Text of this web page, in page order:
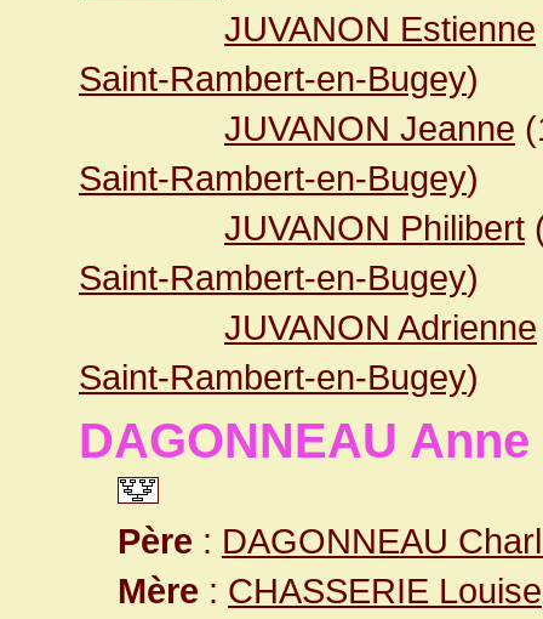
JUVANON Estienne
Saint-Rambert-en-Bugey)
JUVANON Jeanne
Saint-Rambert-en-Bugey)
JUVANON Philibert
Saint-Rambert-en-Bugey)
JUVANON Adrienne
Saint-Rambert-en-Bugey)
DAGONNEAU Anne
Père : DAGONNEAU
Mère : CHASSERIE Louise